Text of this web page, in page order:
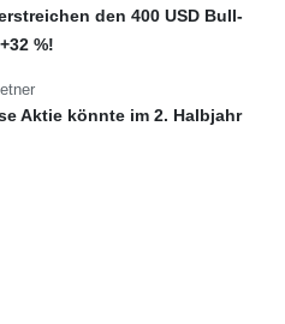
den 400 USD Bull-
%!
Aktie könnte im 2. Halbjahr